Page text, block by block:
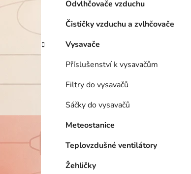
Odvlhčovače vzduchu
Čističky vzduchu a zvlhčovače
Vysavače
Příslušenství k vysavačům
Filtry do vysavačů
Sáčky do vysavačů
Meteostanice
Teplovzdušné ventilátory
Žehličky